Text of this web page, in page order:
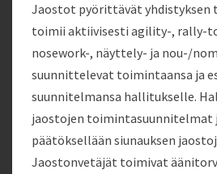
Jaostot pyörittävät yhdistyksen
toimii aktiivisesti agility-, rally-
nosework-, näyttely- ja nou-/
suunnittelevat toimintaansa ja
suunnitelmansa hallitukselle.
jaostojen toimintasuunnitelmat
päätöksellään siunauksen
Jaostonvetäjät toimivat